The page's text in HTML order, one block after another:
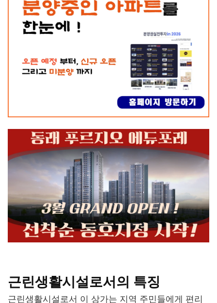
근린생활시설로서의 특징
근린생활시설로서 이 상가는 지역 주민들에게 편리